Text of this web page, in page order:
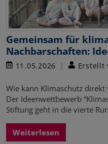
Gemeinsam für
Nachbarschaften:
11.05.2026 Erstellt
Wie kann Klimaschutz
Der Ideenwettbewerb
Stiftung geht in die vierte
Weiterlesen